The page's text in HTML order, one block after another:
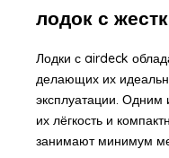
лодок с
Лодки с airdeck
делающих их
эксплуатации. Одним
их лёгкость и
занимают минимум